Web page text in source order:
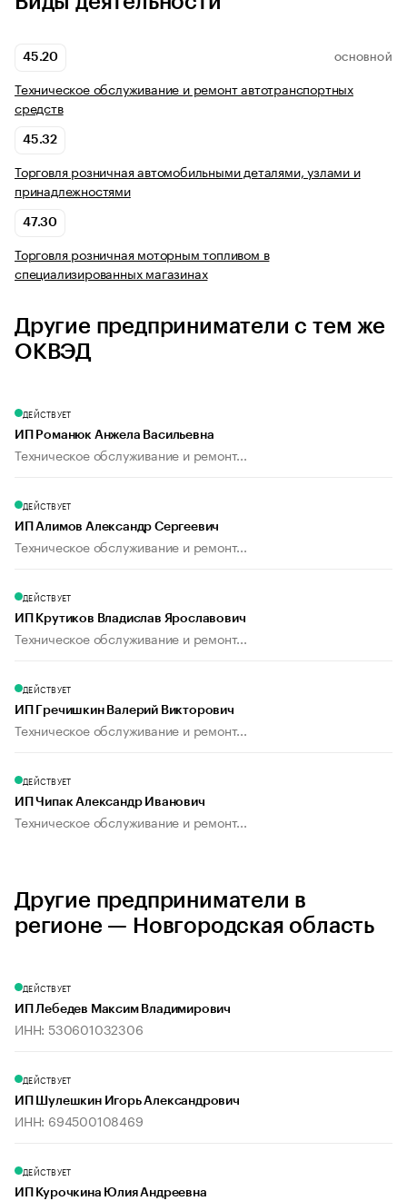
45.20 ОСНОВНОЙ
Техническое обслуживание и ремонт автотранспортных
средств
45.32
Торговля розничная автомобильными деталями, узлами и
принадлежностями
47.30
Торговля розничная моторным топливом в
специализированных магазинах
Другие предприниматели с тем же
ОКВЭД
ДЕЙСТВУЕТ
ИП Романюк Анжела Васильевна
Техническое обслуживание и ремонт...
ДЕЙСТВУЕТ
ИП Алимов Александр Сергеевич
Техническое обслуживание и ремонт...
ДЕЙСТВУЕТ
ИП Крутиков Владислав Ярославович
Техническое обслуживание и ремонт...
ДЕЙСТВУЕТ
ИП Гречишкин Валерий Викторович
Техническое обслуживание и ремонт...
ДЕЙСТВУЕТ
ИП Чипак Александр Иванович
Техническое обслуживание и ремонт...
Другие предприниматели в
регионе — Новгородская область
ДЕЙСТВУЕТ
ИП Лебедев Максим Владимирович
ИНН: 530601032306
ДЕЙСТВУЕТ
ИП Шулешкин Игорь Александрович
ИНН: 694500108469
ДЕЙСТВУЕТ
ИП Курочкина Юлия Андреевна